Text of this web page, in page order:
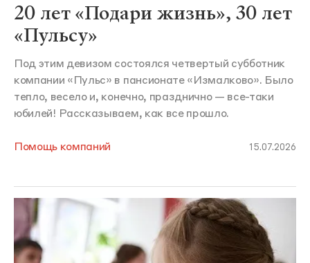
20 лет «Подари жизнь», 30 лет
«Пульсу»
Под этим девизом состоялся четвертый субботник
компании «Пульс» в пансионате «Измалково». Было
тепло, весело и, конечно, празднично — все-таки
юбилей! Рассказываем, как все прошло.
Помощь компаний 15.07.2026